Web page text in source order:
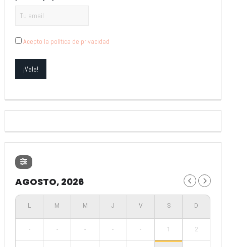
Acepto la política de privacidad
AGOSTO, 2026
- - - - - 1 2